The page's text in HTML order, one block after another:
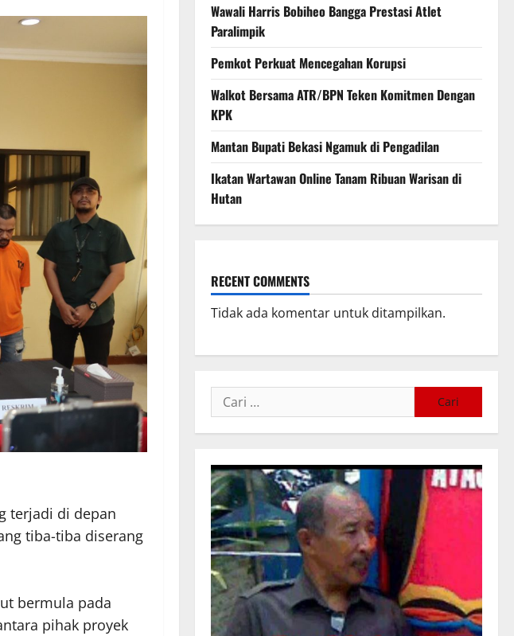
terjadi di depan
tiba-tiba diserang
bermula pada
pihak proyek
Wawali Harris Bobiheo Bangga Prestasi Atlet
Paralimpik
Pemkot Perkuat Mencegahan Korupsi
Walkot Bersama ATR/BPN Teken Komitmen Dengan
KPK
Mantan Bupati Bekasi Ngamuk di Pengadilan
Ikatan Wartawan Online Tanam Ribuan Warisan di
Hutan
RECENT COMMENTS
Tidak ada komentar untuk ditampilkan.